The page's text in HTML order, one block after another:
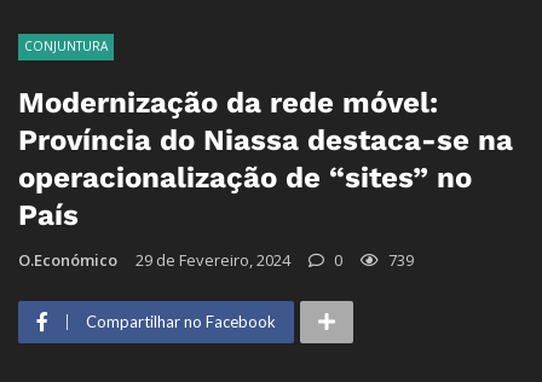
CONJUNTURA
Modernização da rede móvel:
Província do Niassa destaca-se na
operacionalização de “sites” no
País
O.Económico 29 de Fevereiro, 2024 0 739
Compartilhar no Facebook